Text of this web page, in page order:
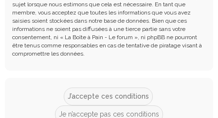
sujet lorsque nous estimons que cela est nécessaire. En tant que
membre, vous acceptez que toutes les informations que vous avez
saisies soient stockées dans notre base de données. Bien que ces
informations ne soient pas diffusées à une tierce partie sans votre
consentement, ni « La Boîte à Pain - Le forum », ni phpBB ne pourront
être tenus comme responsables en cas de tentative de piratage visant à
compromettre les données.